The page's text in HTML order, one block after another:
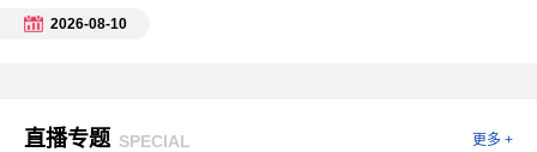
2026-08-10
直播专题 SPECIAL 更多 +